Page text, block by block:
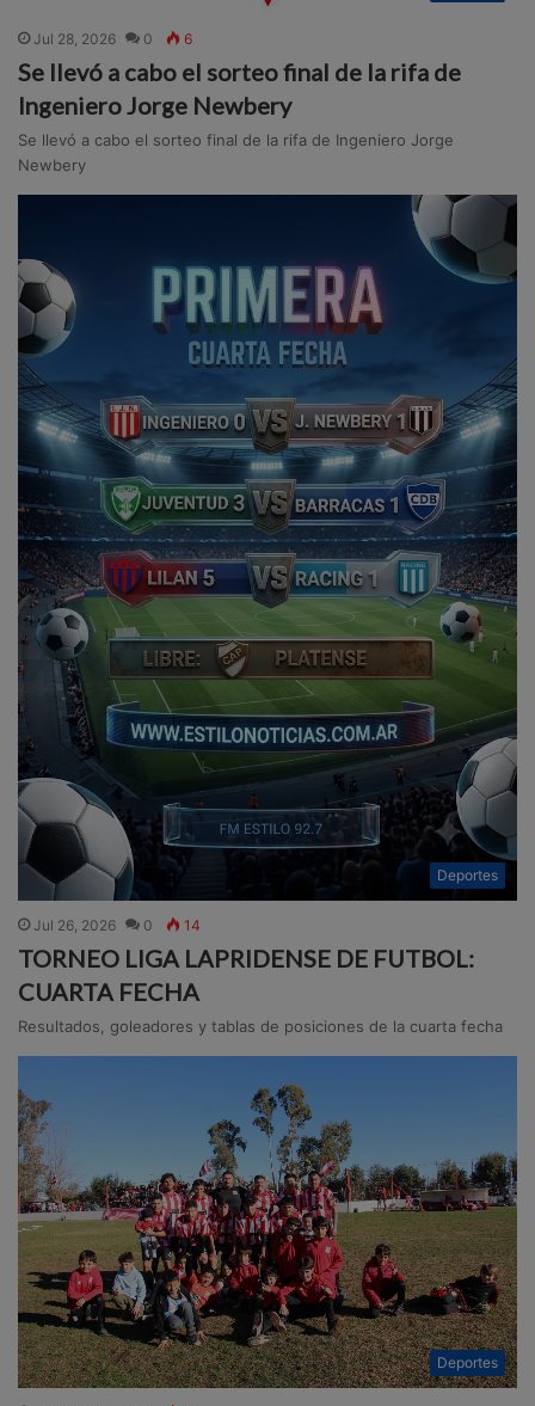
Jul 28, 2026 0 6
Se llevó a cabo el sorteo final de la rifa de
Ingeniero Jorge Newbery
Se llevó a cabo el sorteo final de la rifa de Ingeniero Jorge
Newbery
Deportes
Jul 26, 2026 0 14
TORNEO LIGA LAPRIDENSE DE FUTBOL:
CUARTA FECHA
Resultados, goleadores y tablas de posiciones de la cuarta fecha
Deportes